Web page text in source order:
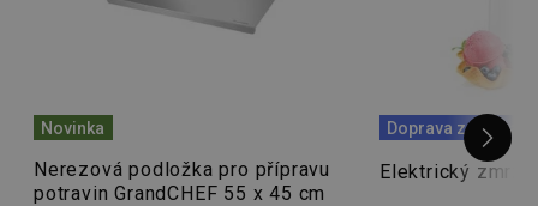
Novinka
Nerezová podložka pro přípravu
potravin GrandCHEF 55 x 45 cm
Doprava zdarma
Elektrický